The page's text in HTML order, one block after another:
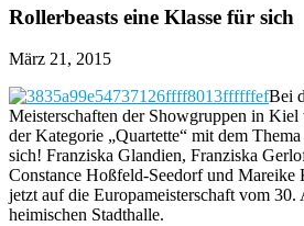
Rollerbeasts eine Klasse für sich
März 21, 2015
Bei
Meisterschaften der Showgruppen in Kiel
der Kategorie „Quartette“ mit dem
sich! Franziska Glandien, Franziska
Constance Hoßfeld-Seedorf und Mareike
jetzt auf die Europameisterschaft vom
heimischen Stadthalle.